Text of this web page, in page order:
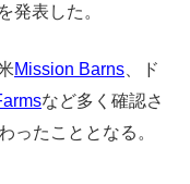
発表した。
Mission Barns 、ド
など多く確認さ
ったこととなる。